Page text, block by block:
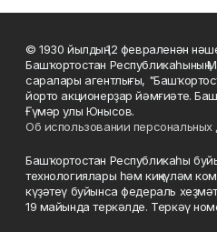
© 1930 йылдың 12 февраленән
Башҡортостан Республикаһының
саралары агентлығы,
йорто акционерҙар йәмғиәте.
Ғүмәр улы Юнысов.
Об использовании персональных
Башҡортостан Республикаһы
технологиялары һәм киңкүләм
күҙәтеү буйынса федераль
19 майында теркәлде. Теркәү